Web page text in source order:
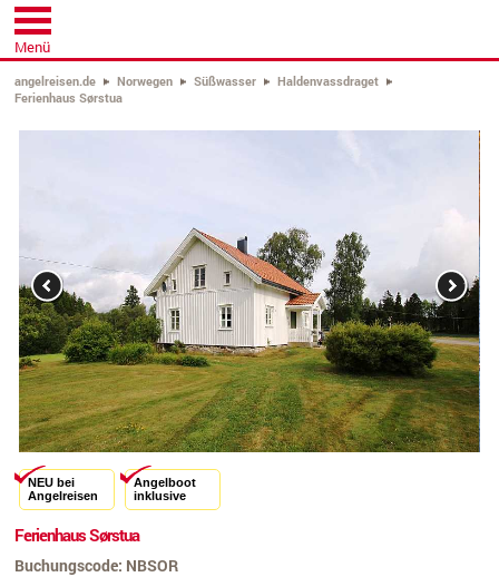
Menü
angelreisen.de Norwegen Süßwasser
Haldenvassdraget
Ferienhaus Sørstua
Previous Next
NEU bei
Angelreisen
Angelboot
inklusive
Ferienhaus Sørstua
Buchungscode: NBSOR